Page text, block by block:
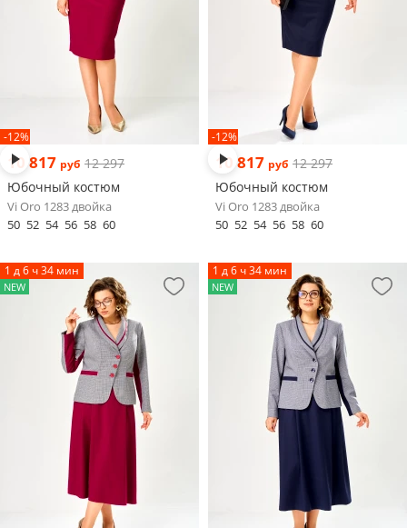
-12%
10 817 руб 12 297
Юбочный костюм
Vi Oro 1283 двойка
50 52 54 56 58 60
-12%
10 817 руб 12 297
Юбочный костюм
Vi Oro 1283 двойка
50 52 54 56 58 60
1 д 6 ч 34 мин
NEW
1 д 6 ч 34 мин
NEW